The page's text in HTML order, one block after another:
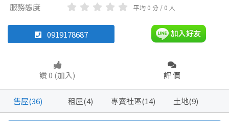
不拘 公寓 電梯大樓
透天厝 華廈
不拘
20坪以下
20~30 坪 30~40 坪
不拘 整層住家 店面
坪數
20~30 坪
~ 坪
服務態度 平均 0 分 / 0 人
0919178687
讚 0 (加入) 評 價
售屋(36) 租屋(4) 專賣社區(14) 土地(9)